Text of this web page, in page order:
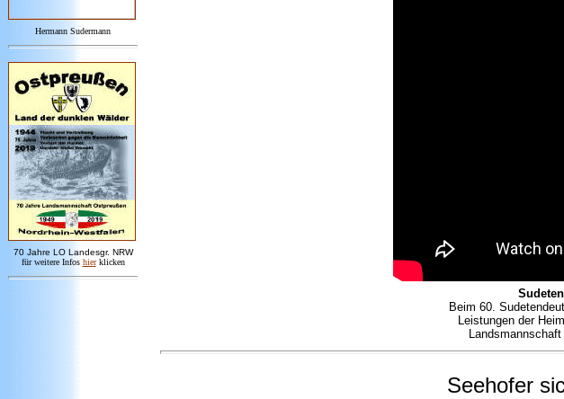
Hermann Sudermann
70 Jahre LO Landesgr. NRW
für weitere Infos hier klicken
Beim 60.
Leistungen der
Seehofer